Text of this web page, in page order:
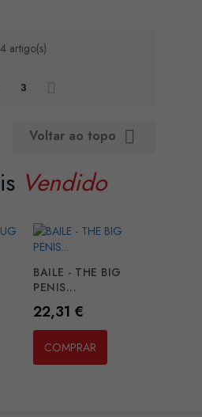
artigo(s)
3
Voltar ao topo 
Vendido
BAILE - THE BIG
PENIS...
Preço
22,31 €
COMPRAR